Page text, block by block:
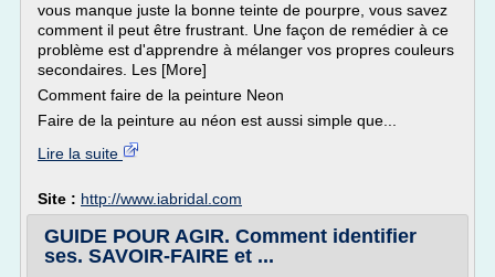
vous manque juste la bonne teinte de pourpre, vous savez
comment il peut être frustrant. Une façon de remédier à ce
problème est d'apprendre à mélanger vos propres couleurs
secondaires. Les [More]
Comment faire de la peinture Neon
Faire de la peinture au néon est aussi simple que...
Lire la suite
Site : http://www.iabridal.com
GUIDE POUR AGIR. Comment identifier
ses. SAVOIR-FAIRE et ...